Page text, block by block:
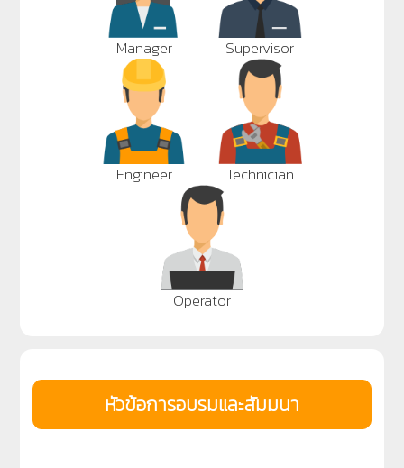
Manager Supervisor
Engineer Technician
Operator
หัวข้อการอบรมและสัมมนา